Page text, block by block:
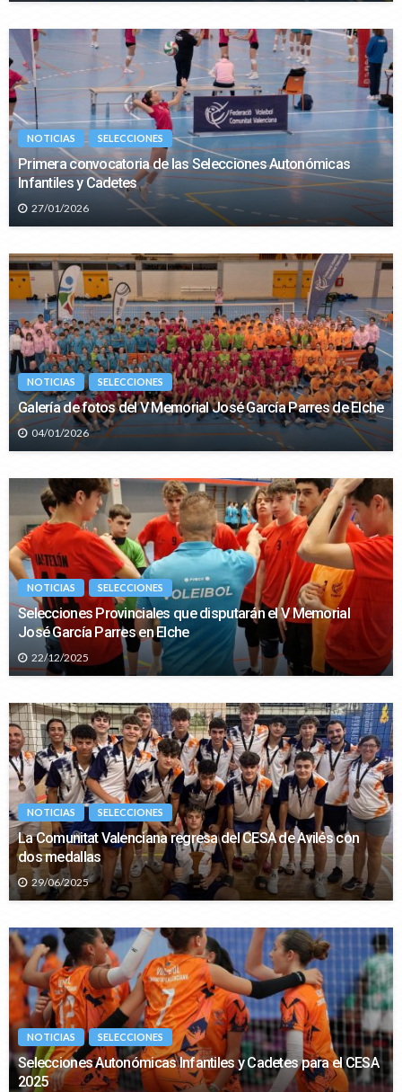
NOTICIAS SELECCIONES
Primera convocatoria de las Selecciones Autonómicas
Infantiles y Cadetes
27/01/2026
NOTICIAS SELECCIONES
Galería de fotos del V Memorial José García Parres de Elche
04/01/2026
NOTICIAS SELECCIONES
Selecciones Provinciales que disputarán el V Memorial
José García Parres en Elche
22/12/2025
NOTICIAS SELECCIONES
La Comunitat Valenciana regresa del CESA de Avilés con
dos medallas
29/06/2025
NOTICIAS SELECCIONES
Selecciones Autonómicas Infantiles y Cadetes para el CESA
2025